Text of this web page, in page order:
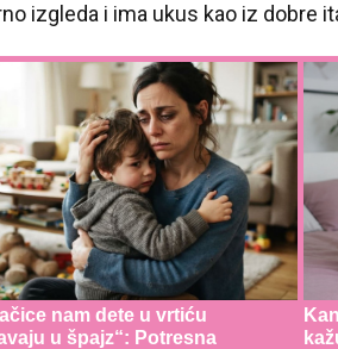
izgleda i ima ukus kao iz dobre
nam dete u vrtiću
u špajz“: Potresna